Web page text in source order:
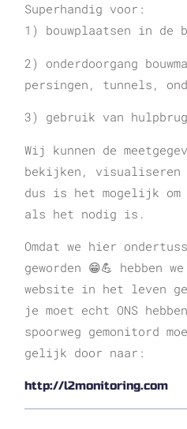
Superhandig voor:
1) bouwplaatsen in de
2) onderdoorgang
persingen, tunnels,
3) gebruik van
Wij kunnen de
bekijken, visualiseren
dus is het mogelijk
als het nodig is.
Omdat we hier
geworden 😁💪 hebben
website in het leven
je moet echt ONS
spoorweg gemonitord
gelijk door naar:
http://l2monitoring.com